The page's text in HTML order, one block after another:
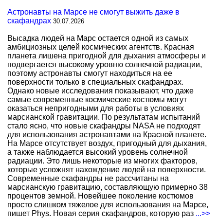
Астронавты на Марсе не смогут выжить даже в
скафандрах 30.07.2026
Высадка людей на Марс остается одной из самых
амбициозных целей космических агентств. Красная
планета лишена пригодной для дыхания атмосферы и
подвергается высокому уровню солнечной радиации,
поэтому астронавты смогут находиться на ее
поверхности только в специальных скафандрах.
Однако новые исследования показывают, что даже
самые современные космические костюмы могут
оказаться непригодными для работы в условиях
марсианской гравитации. По результатам испытаний
стало ясно, что новые скафандры NASA не подходят
для использования астронавтами на Красной планете.
На Марсе отсутствует воздух, пригодный для дыхания,
а также наблюдается высокий уровень солнечной
радиации. Это лишь некоторые из многих факторов,
которые усложнят нахождение людей на поверхности.
Современные скафандры не рассчитаны на
марсианскую гравитацию, составляющую примерно 38
процентов земной. Новейшее поколение костюмов
просто слишком тяжелое для использования на Марсе,
пишет Phys. Новая серия скафандров, которую раз ...>>